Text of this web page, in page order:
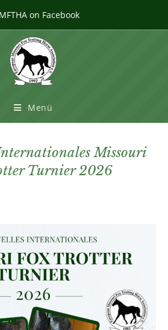
on Facebook
Menü
Missouri
Turnier 2026